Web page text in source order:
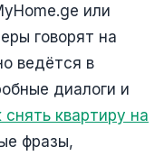
или
говорят на
ведётся в
диалоги и
снять квартиру на
фразы,